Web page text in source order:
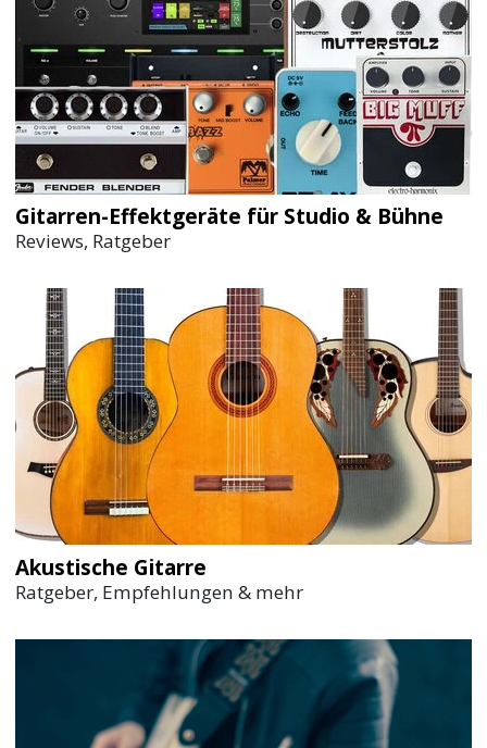
Gitarren-Effektgeräte für Studio & Bühne
Reviews, Ratgeber
Akustische Gitarre
Ratgeber, Empfehlungen & mehr